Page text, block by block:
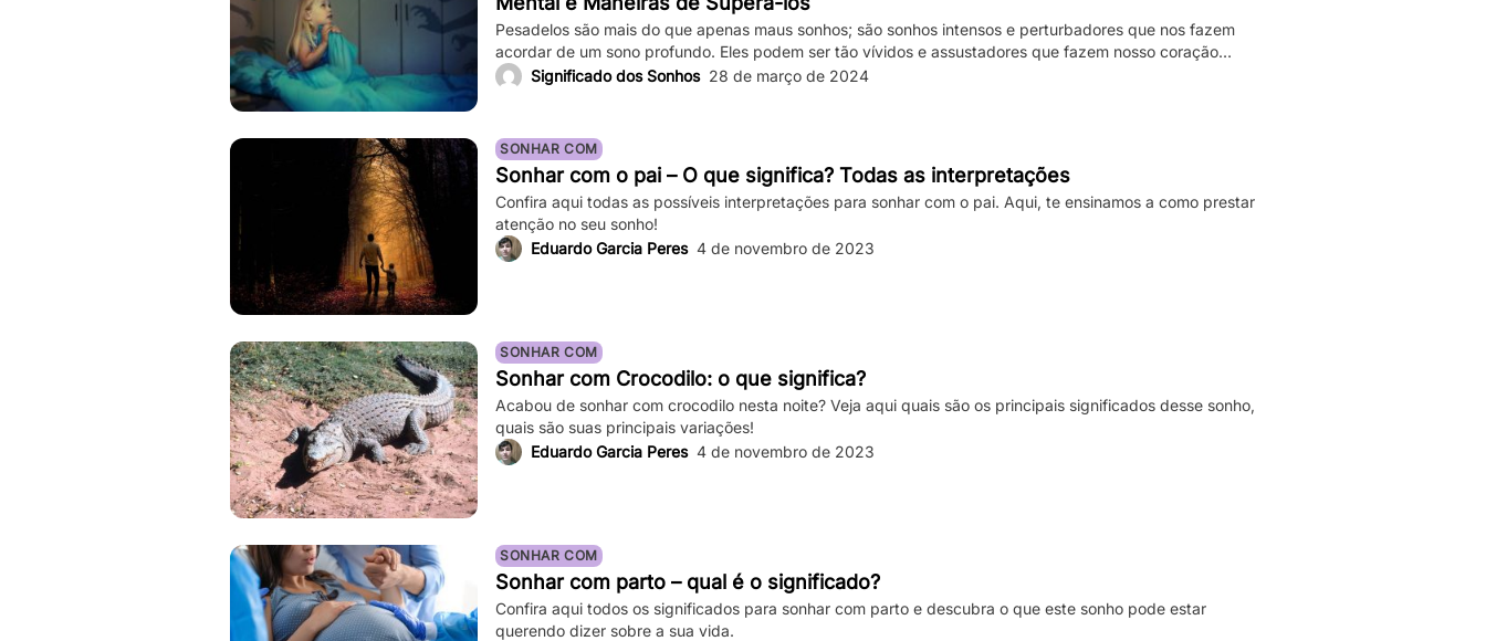
Pesadelos são mais do que apenas maus sonhos; são sonhos intensos e perturbadores que nos fazem
acordar de um sono profundo. Eles podem ser tão vívidos e assustadores que fazem nosso coração
bater forte, e a sensação de medo persiste mesmo depois de acordarmos. Enquanto pesadelos
Significado dos Sonhos 28 de março de 2024
SONHAR COM
Sonhar com o pai – O que significa? Todas as interpretações
Confira aqui todas as possíveis interpretações para sonhar com o pai. Aqui, te ensinamos a como prestar
atenção no seu sonho!
Eduardo Garcia Peres 4 de novembro de 2023
SONHAR COM
Sonhar com Crocodilo: o que significa?
Acabou de sonhar com crocodilo nesta noite? Veja aqui quais são os principais significados desse sonho,
quais são suas principais variações!
Eduardo Garcia Peres 4 de novembro de 2023
SONHAR COM
Sonhar com parto – qual é o significado?
Confira aqui todos os significados para sonhar com parto e descubra o que este sonho pode estar
querendo dizer sobre a sua vida.